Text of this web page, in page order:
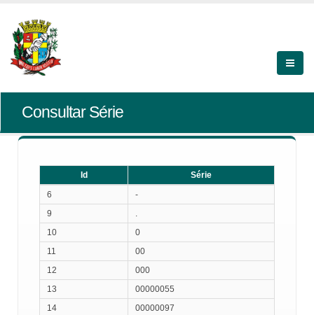
Consultar Série
Id
Série
6
-
9
.
10
0
11
00
12
000
13
00000055
14
00000097